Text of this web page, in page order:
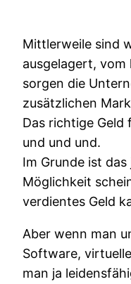
Mittlerweile sind
ausgelagert,
sorgen die
zusätzlichen
Das richtige Geld
und und und.
Im Grunde ist
Möglichkeit
verdientes Geld
Aber wenn man
Software,
man ja